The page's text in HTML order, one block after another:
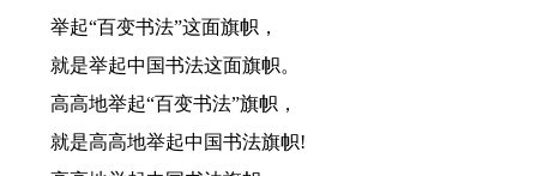
举起“百变书法”这面旗帜，
就是举起中国书法这面旗帜。
高高地举起“百变书法”旗帜，
就是高高地举起中国书法旗帜!